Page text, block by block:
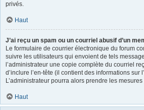
privés.
Haut
J’ai reçu un spam ou un courriel abusif d’un
Le formulaire de courrier électronique du forum
suivre les utilisateurs qui envoient de tels
l’administrateur une copie complète du courriel
d’inclure l’en-tête (il contient des informations sur
L’administrateur pourra alors prendre les
Haut